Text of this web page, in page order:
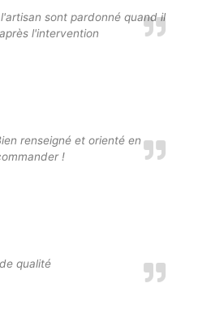
sont pardonné quand il
l'intervention
renseigné et orienté en
!
qualité